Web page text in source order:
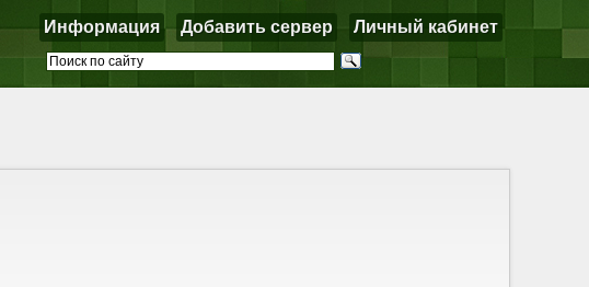
Информация Добавить сервер Личный кабинет